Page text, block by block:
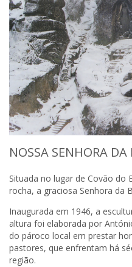
NOSSA SENHORA DA
Situada no lugar de Covão do
rocha, a graciosa Senhora da
Inaugurada em 1946, a
altura foi elaborada por
do pároco local em prestar
pastores, que enfrentam há
região.